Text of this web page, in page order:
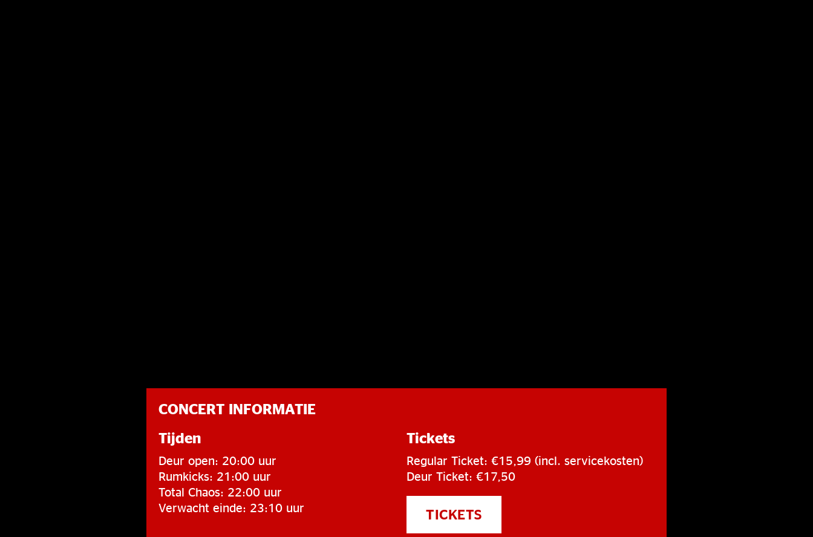
CONCERT INFORMATIE
Tijden
Deur open: 20:00 uur
Rumkicks: 21:00 uur
Total Chaos: 22:00 uur
Verwacht einde: 23:10 uur
Tickets
Regular Ticket: €15,99 (incl. servicekosten)
Deur Ticket: €17,50
TICKETS